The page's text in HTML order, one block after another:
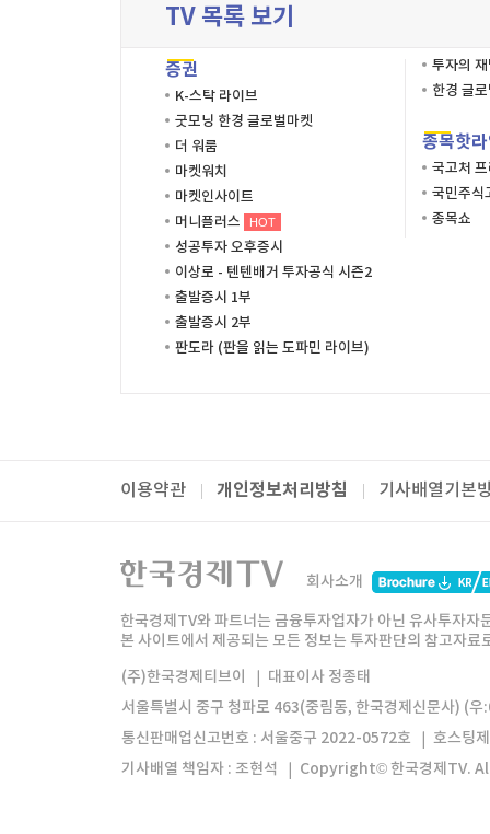
TV 목록 보기
증권
K-스탁 라이브
굿모닝 한경 글로벌마켓
더 워룸
마켓워치
마켓인사이트
머니플러스
HOT
성공투자 오후증시
이상로 - 텐텐배거 투자공식 시즌2
출발증시 1부
출발증시 2부
판도라 (판을 읽는 도파민 라이브)
투자의
한경 글
종목핫
국고처
국민주식
종목쇼
이용약관 개인정보처리방침 기사배열기본
패밀리사이트
한국경제TV
한경미디어그룹 한국경제신문 한국경제
모바일앱 한국경제TV앱
회사소개
한국경제TV와 파트너는 금융투자업자가 아닌 유사투자
본 사이트에서 제공되는 모든 정보는 투자판단의 참고자
(주)한국경제티브이
대표이사 정종태
서울특별시 중구 청파로 463(중림동, 한국경제신문사) (
통신판매업신고번호 : 서울중구 2022-0572호
호스팅
기사배열 책임자 : 조현석
Copyright© 한국경제TV.